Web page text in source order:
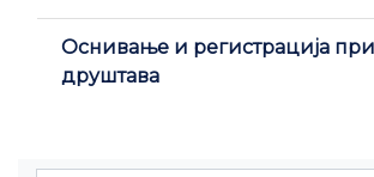
Оснивање и регистрација
друштава